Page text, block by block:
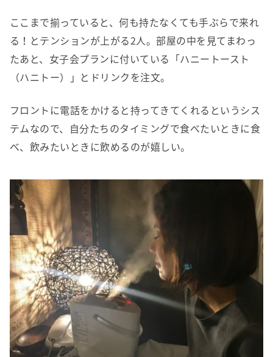
ここまで揃っていると、何も持たなくても手ぶらで来れ
る！とテンションが上がる2人。部屋の中を見てまわっ
たあと、女子会プランに付いている「ハニートースト
（ハニトー）」とドリンクを注文。
フロントに電話をかけると持ってきてくれるというシス
テムなので、自分たちのタイミングで食べたいときに食
べ、飲みたいときに飲めるのが嬉しい。